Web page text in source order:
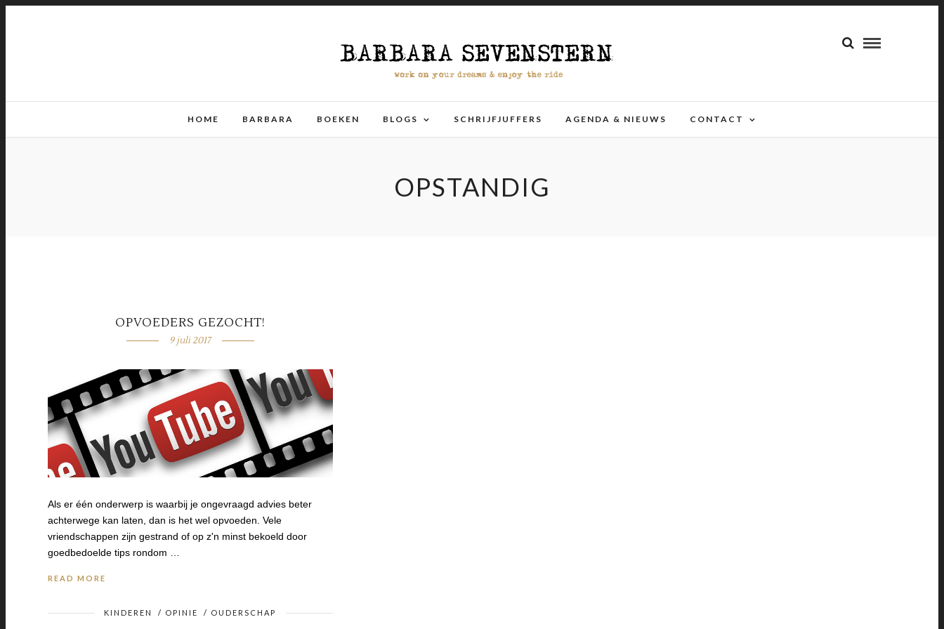
HOME BARBARA BOEKEN BLOGS SCHRIJFJUFFERS AGENDA & NIEUWS CONTACT
OPSTANDIG
OPVOEDERS GEZOCHT!
9 juli 2017
Als er één onderwerp is waarbij je ongevraagd advies beter
achterwege kan laten, dan is het wel opvoeden. Vele
vriendschappen zijn gestrand of op z'n minst bekoeld door
goedbedoelde tips rondom …
READ MORE
KINDEREN / OPINIE / OUDERSCHAP